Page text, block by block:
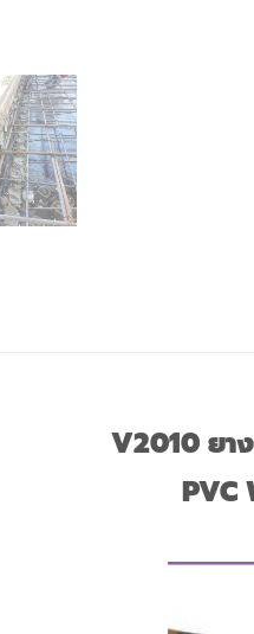
V2010 ยา
PVC